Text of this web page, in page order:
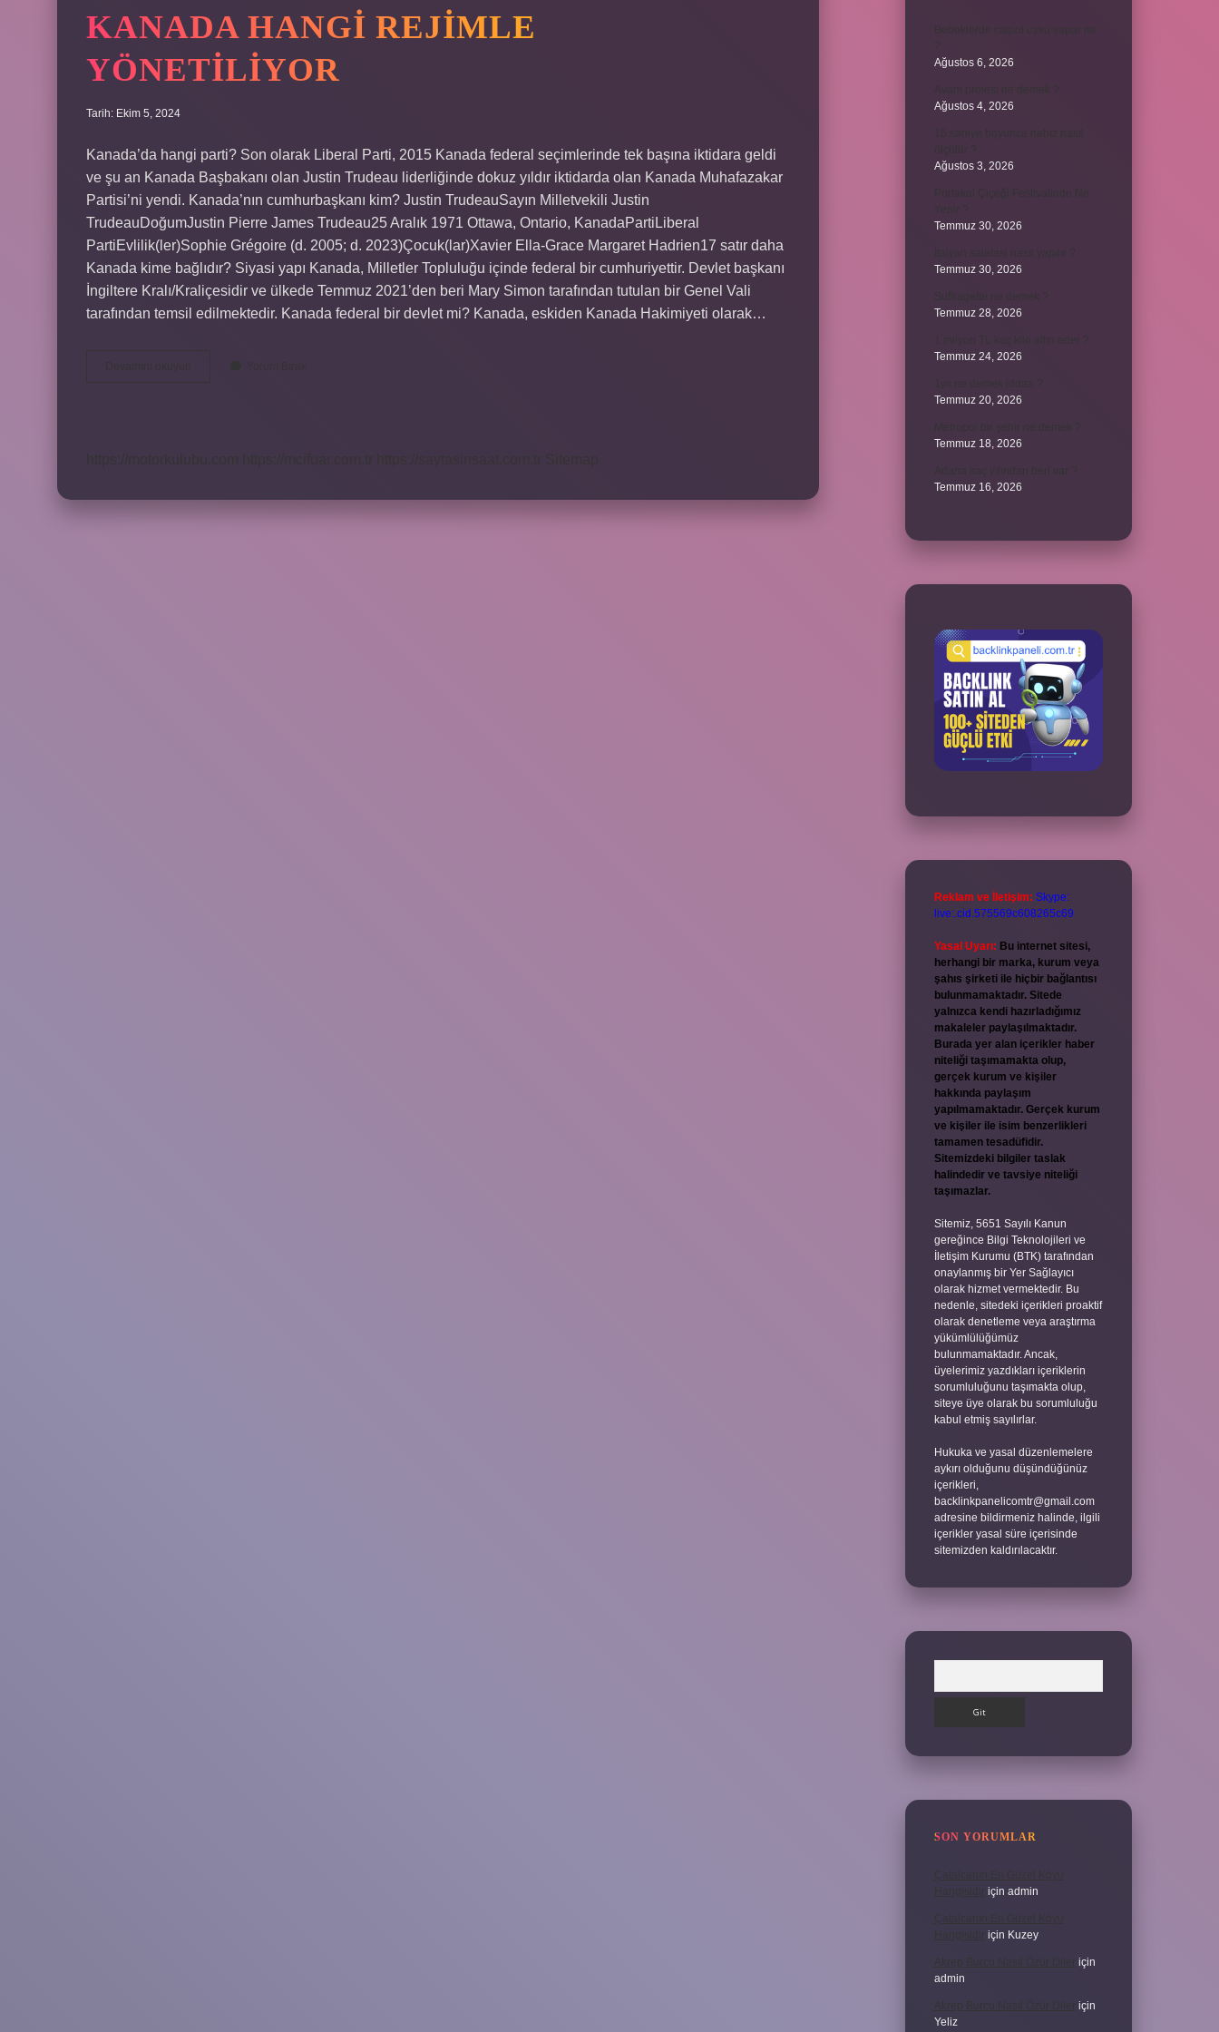
KANADA HANGI REJIMLE
YÖNETILIYOR
Tarih: Ekim 5, 2024
Kanada’da hangi parti? Son olarak Liberal Parti, 2015 Kanada federal seçimlerinde tek başına iktidara geldi
ve şu an Kanada Başbakanı olan Justin Trudeau liderliğinde dokuz yıldır iktidarda olan Kanada Muhafazakar
Partisi’ni yendi. Kanada’nın cumhurbaşkanı kim? Justin TrudeauSayın Milletvekili Justin
TrudeauDoğumJustin Pierre James Trudeau25 Aralık 1971 Ottawa, Ontario, KanadaPartiLiberal
PartiEvlilik(ler)Sophie Grégoire (d. 2005; d. 2023)Çocuk(lar)Xavier Ella-Grace Margaret Hadrien17 satır daha
Kanada kime bağlıdır? Siyasi yapı Kanada, Milletler Topluluğu içinde federal bir cumhuriyettir. Devlet başkanı
İngiltere Kralı/Kraliçesidir ve ülkede Temmuz 2021’den beri Mary Simon tarafından tutulan bir Genel Vali
tarafından temsil edilmektedir. Kanada federal bir devlet mi? Kanada, eskiden Kanada Hakimiyeti olarak…
Ağustos 6, 2026
Ağustos 4, 2026
Ağustos 3, 2026
Temmuz 30, 2026
Temmuz 30, 2026
Temmuz 28, 2026
Temmuz 24, 2026
Temmuz 20, 2026
Temmuz 18, 2026
Temmuz 16, 2026
Reklam ve İletişim: Skype:
live:.cid.575569c608265c69
Yasal Uyarı: Bu internet sitesi,
herhangi bir marka, kurum veya
şahıs şirketi ile hiçbir bağlantısı
bulunmamaktadır. Sitede
yalnızca kendi hazırladığımız
makaleler paylaşılmaktadır.
Burada yer alan içerikler haber
niteliği taşımamakta olup,
gerçek kurum ve kişiler
hakkında paylaşım
yapılmamaktadır. Gerçek kurum
ve kişiler ile isim benzerlikleri
tamamen tesadüfidir.
Sitemizdeki bilgiler taslak
halindedir ve tavsiye niteliği
taşımazlar.
Sitemiz, 5651 Sayılı Kanun
gereğince Bilgi Teknolojileri ve
İletişim Kurumu (BTK) tarafından
onaylanmış bir Yer Sağlayıcı
olarak hizmet vermektedir. Bu
nedenle, sitedeki içerikleri proaktif
olarak denetleme veya araştırma
yükümlülüğümüz
bulunmamaktadır. Ancak,
üyelerimiz yazdıkları içeriklerin
sorumluluğunu taşımakta olup,
siteye üye olarak bu sorumluluğu
kabul etmiş sayılırlar.
Hukuka ve yasal düzenlemelere
aykırı olduğunu düşündüğünüz
içerikleri,
backlinkpanelicomtr@gmail.com
adresine bildirmeniz halinde, ilgili
içerikler yasal süre içerisinde
sitemizden kaldırılacaktır.
SON YORUMLAR
Çatalcanın En Güzel Köyü
Hangisidir için admin
Çatalcanın En Güzel Köyü
Hangisidir için Kuzey
Akrep Burcu Nasıl Özür Diler için
admin
Akrep Burcu Nasıl Özür Diler için
Yeliz